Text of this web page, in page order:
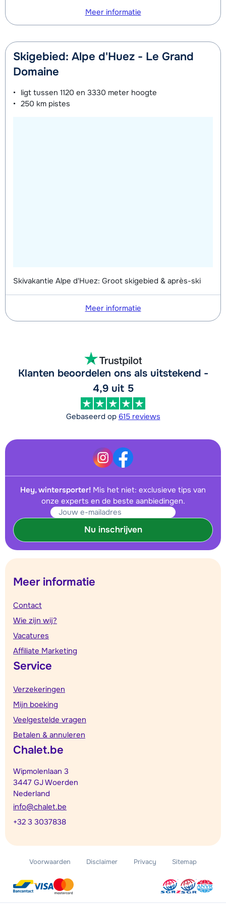
Meer informatie
Skigebied: Alpe d'Huez - Le Grand
Domaine
ligt tussen 1120 en 3330 meter hoogte
250 km pistes
Skivakantie Alpe d'Huez: Groot skigebied & après-ski
Meer informatie
Klanten beoordelen ons als uitstekend -
4,9 uit 5
Gebaseerd op 615 reviews
Hey, wintersporter! Mis het niet: exclusieve tips van
onze experts en de beste aanbiedingen.
Nu inschrijven
Meer informatie
Contact
Wie zijn wij?
Vacatures
Affiliate Marketing
Service
Verzekeringen
Mijn boeking
Veelgestelde vragen
Betalen & annuleren
Chalet.be
Wipmolenlaan 3
3447 GJ Woerden
Nederland
info@chalet.be
+32 3 3037838
Voorwaarden Disclaimer Privacy Sitemap